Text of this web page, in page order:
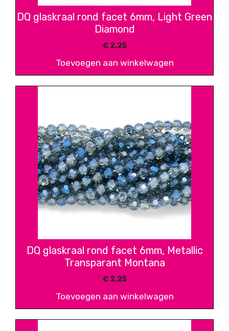
DQ glaskraal rond facet 6mm, Light Green
Diamond
€2,25
Toevoegen aan winkelwagen
DQ glaskraal rond facet 6mm, Metallic
Transparant Montana
€2,25
Toevoegen aan winkelwagen